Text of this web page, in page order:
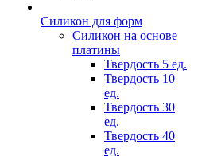
Силикон для форм
Силикон на основе
платины
Твердость 5 ед.
Твердость 10
ед.
Твердость 30
ед.
Твердость 40
ед.